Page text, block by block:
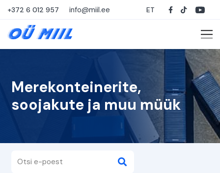
+372 6 012 957 info@miil.ee ET
Merekonteinerite,
soojakute ja muu müük